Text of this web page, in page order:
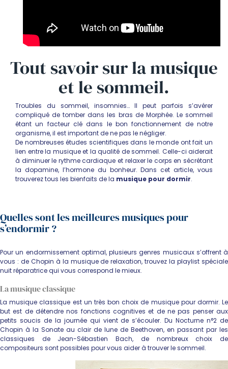
Tout savoir sur lamusique
et le sommeil.
Troubles du sommeil, insomnies… Il peut parfois s’avérer
compliqué de tomber dans les bras de Morphée. Le sommeil
étant un facteur clé dans le bon fonctionnement de notre
organisme, il est important de ne pas le négliger.
De nombreuses études scientifiques dans le monde ont fait un
lien entre la musique et la qualité de sommeil. Celle-ci aiderait
à diminuer le rythme cardiaque et relaxer le corps en sécrétant
la dopamine, l’hormone du bonheur. Dans cet article, vous
trouverez tous les bienfaits de la musique pour dormir.
Quelles sont les meilleures musiques pour
s’endormir ?
Pour un endormissement optimal, plusieurs genres musicaux s’offrent à
vous : de Chopin à la musique de relaxation, trouvez la playlist spéciale
nuit réparatrice qui vous correspond le mieux.
La musique classique
La musique classique est un très bon choix de musique pour dormir. Le
but est de détendre nos fonctions cognitives et de ne pas penser aux
petits soucis de la journée qui vient de s’écouler. Du Nocturne n°2 de
Chopin à la Sonate au clair de lune de Beethoven, en passant par les
classiques de Jean-Sébastien Bach, de nombreux choix de
compositeurs sont possibles pour vous aider à trouver le sommeil.